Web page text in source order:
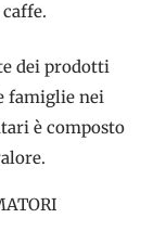
dei prodotti
famiglie nei
è composto